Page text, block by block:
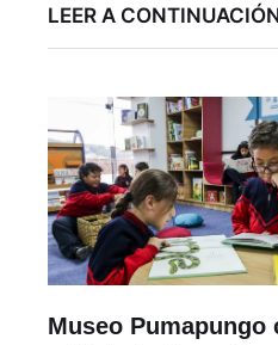
LEER A
Museo Pumapungo